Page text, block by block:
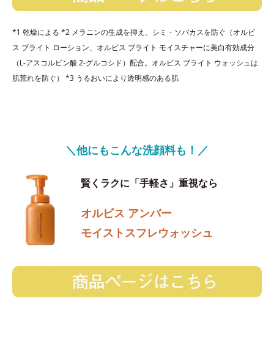
*1 乾燥による *2 メラニンの生成を抑え、シミ・ソバカスを防ぐ（オルビ
ス ブライト ローション、オルビス ブライト モイスチャーに美白有効成分
（L-アスコルビン酸 2-グルコシド）配合。オルビス ブライト ウォッシュは
肌荒れを防ぐ） *3 うるおいにより透明感のある肌
＼他にもこんな洗顔料も！／
賢くラクに「手軽さ」重視なら
オルビス アンバー
モイストスフレウォッシュ